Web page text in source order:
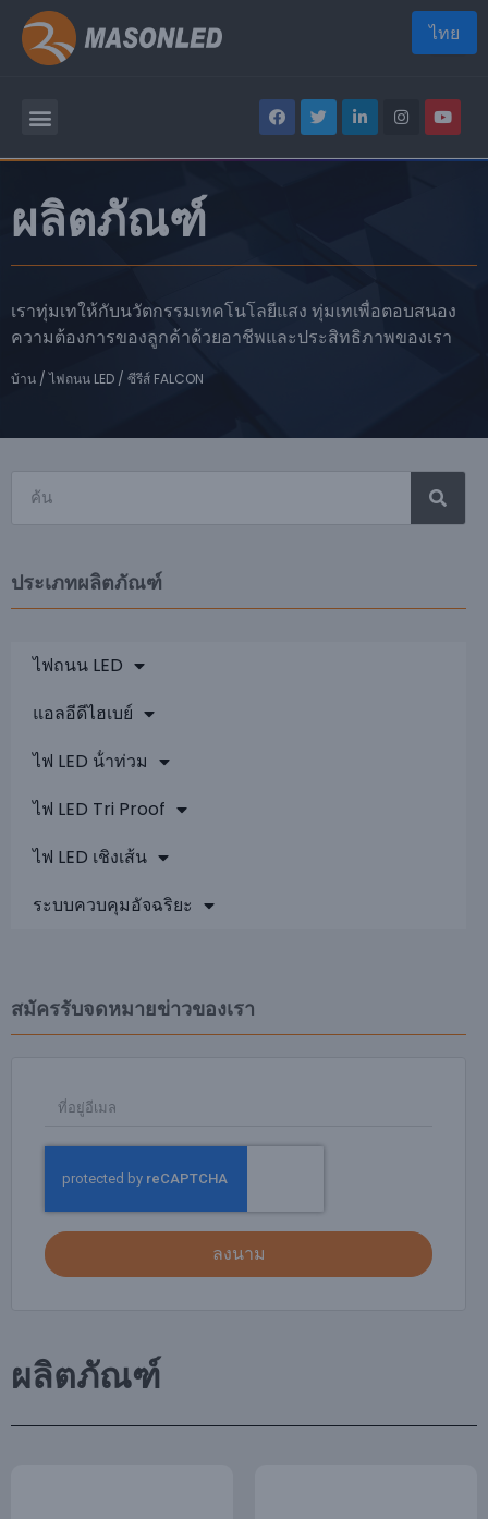
ผลิตภัณฑ์
เราทุ่มเทให้กับนวัตกรรมเทคโนโลยีแสง ทุ่มเทเพื่อตอบสนอง
ความต้องการของลูกค้าด้วยอาชีพและประสิทธิภาพของเรา
บ้าน /ไฟถนน LED / ซีรีส์ FALCON
ประเภทผลิตภัณฑ์
ไฟถนน LED
แอลอีดีไฮเบย์
ไฟ LED น้ําท่วม
ไฟ LED Tri Proof
ไฟ LED เชิงเส้น
ระบบควบคุมอัจฉริยะ
สมัครรับจดหมายข่าวของเรา
ลงนาม
ผลิตภัณฑ์
ไทย